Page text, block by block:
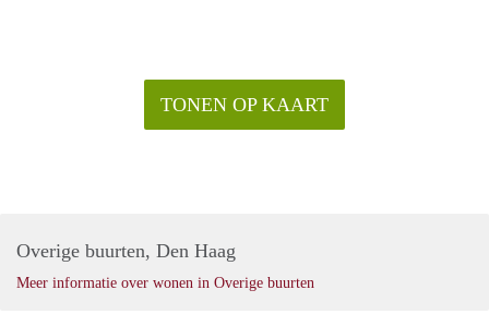
TONEN OP KAART
Overige buurten, Den Haag
Meer informatie over wonen in Overige buurten